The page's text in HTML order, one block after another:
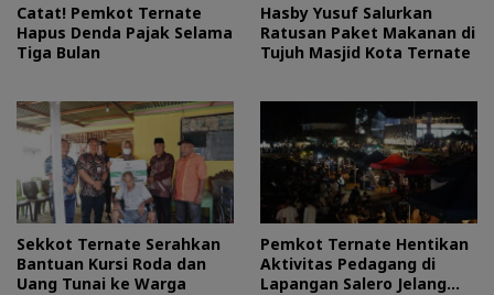
Catat! Pemkot Ternate
Hapus Denda Pajak Selama
Tiga Bulan
Hasby Yusuf Salurkan
Ratusan Paket Makanan di
Tujuh Masjid Kota Ternate
Sekkot Ternate Serahkan
Bantuan Kursi Roda dan
Uang Tunai ke Warga
Pemkot Ternate Hentikan
Aktivitas Pedagang di
Lapangan Salero Jelang